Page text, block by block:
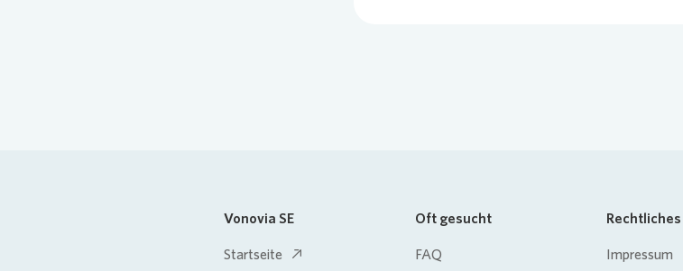
Vonovia SE
Startseite
Oft gesucht
FAQ
Rechtliches
Impressum